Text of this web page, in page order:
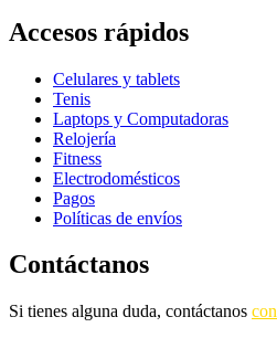
Accesos rápidos
Celulares y tablets
Tenis
Laptops y Computadoras
Relojería
Fitness
Electrodomésticos
Pagos
Políticas de envíos
Contáctanos
Si tienes alguna duda, contáctanos